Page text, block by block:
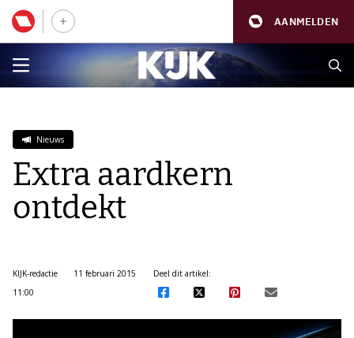
AANMELDEN
Nieuws
Extra aardkern
ontdekt
KIJK-redactie
11 februari 2015
11:00
Deel dit artikel: